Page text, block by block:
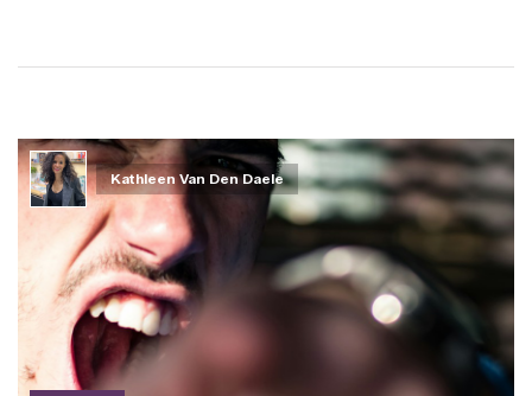
Kathleen Van Den Daele